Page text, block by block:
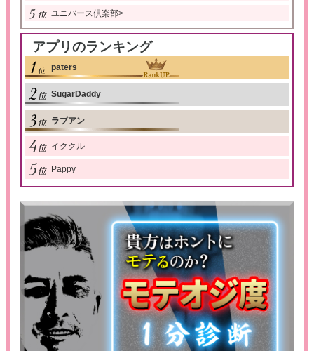
ユニバース倶楽部>
アプリのランキング
paters
SugarDaddy
ラブアン
イククル
Pappy